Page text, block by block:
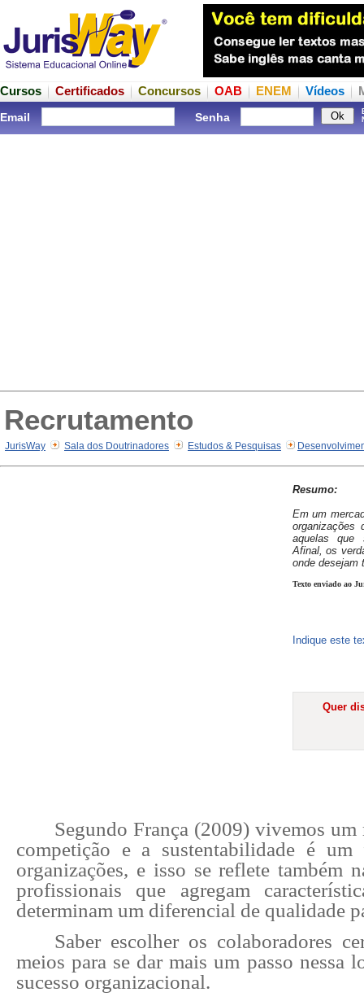
Cursos Certificados Concursos OAB ENEM Vídeos
Email Senha
Recrutamento
JurisWay Sala dos Doutrinadores Estudos & Pesquisas
Resumo:
Em um
organizações
aquelas que
Afinal, os
onde desejam
Texto enviado ao
Indique este
Quer
Segundo França (2009) vivemos um
competição e a sustentabilidade é um
organizações, e isso se reflete também
profissionais que agregam
determinam um diferencial de qualidade
Saber escolher os colaboradores
meios para se dar mais um passo nessa
sucesso organizacional.